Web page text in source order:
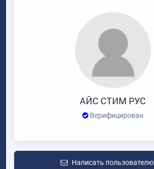
АЙС СТИМ РУС
Верифицирован
Написать пользователю